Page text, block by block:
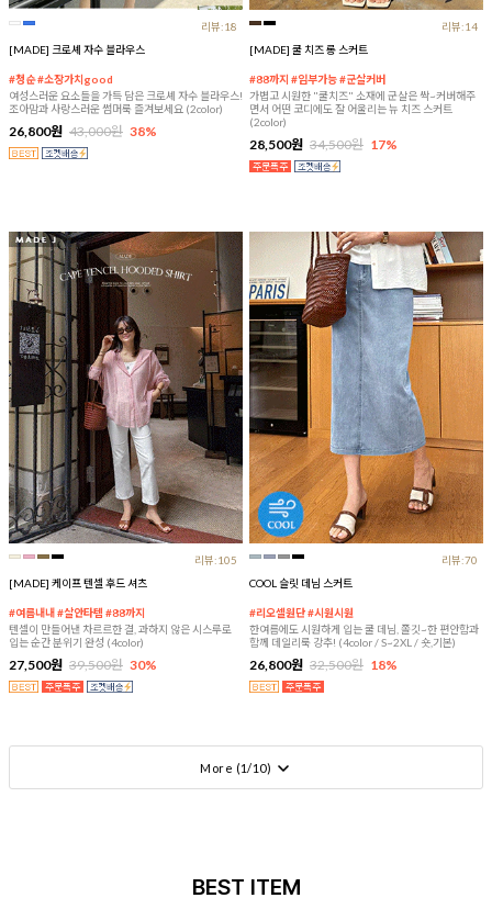
리뷰:18
[MADE] 크로셰 자수 블라우스
#청순 #소장가치good
여성스러운 요소들을 가득 담은 크로셰 자수 블라우스!
조아맘과 사랑스러운 썸머룩 즐겨보세요 (2color)
26,800원 43,000원 38%
리뷰:14
[MADE] 쿨 치즈 롱 스커트
#88까지 #임부가능 #군살커버
가볍고 시원한 "쿨치즈" 소재에 군살은 싹~커버해주
면서 어떤 코디에도 잘 어울리는 뉴 치즈 스커트
(2color)
28,500원 34,500원 17%
리뷰:105
[MADE] 케이프 텐셀 후드 셔츠
#여름내내 #살안타템 #88까지
텐셀이 만들어낸 차르르한 결, 과하지 않은 시스루로
입는 순간 분위기 완성 (4color)
27,500원 39,500원 30%
리뷰:70
COOL 슬릿 데님 스커트
#리오셀원단 #시원시원
한여름에도 시원하게 입는 쿨 데님, 쫄깃~한 편안함과
함께 데일리룩 강추! (4color / S~2XL / 숏,기본)
26,800원 32,500원 18%
More (1/10)
BEST ITEM